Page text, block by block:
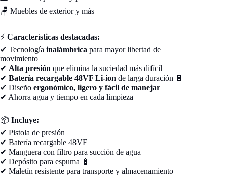
🪑 Muebles de exterior y más
⚡ Características destacadas:
✔ Tecnología inalámbrica para mayor libertad de
movimiento
✔ Alta presión que elimina la suciedad más difícil
✔ Batería recargable 48VF Li-ion de larga duración 🔋
✔ Diseño ergonómico, ligero y fácil de manejar
✔ Ahorra agua y tiempo en cada limpieza
📦 Incluye:
✔ Pistola de presión
✔ Batería recargable 48VF
✔ Manguera con filtro para succión de agua
✔ Depósito para espuma 🧴
✔ Maletín resistente para transporte y almacenamiento